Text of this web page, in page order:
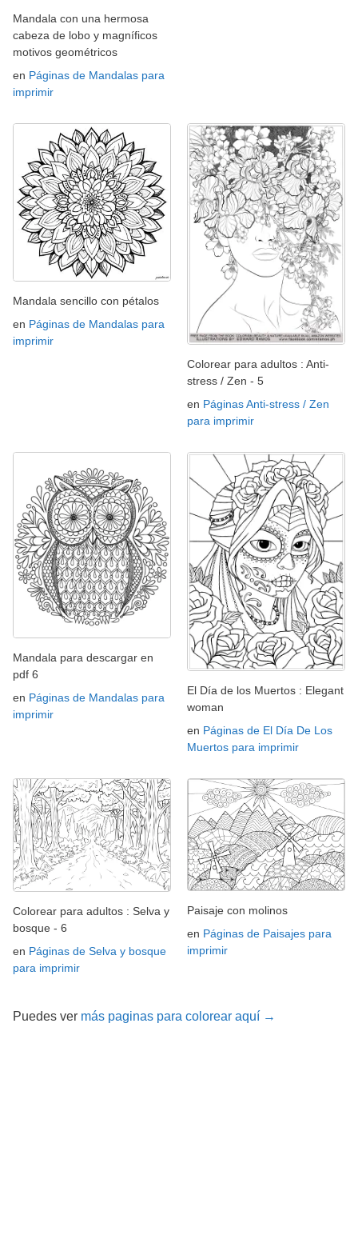
Mandala con una hermosa
cabeza de lobo y magníficos
motivos geométricos
en Páginas de Mandalas para
imprimir
Mandala sencillo con pétalos
en Páginas de Mandalas para
imprimir
Colorear para adultos : Anti-
stress / Zen - 5
en Páginas Anti-stress / Zen
para imprimir
Mandala para descargar en
pdf 6
en Páginas de Mandalas para
imprimir
El Día de los Muertos : Elegant
woman
en Páginas de El Día De Los
Muertos para imprimir
Colorear para adultos : Selva y
bosque - 6
en Páginas de Selva y bosque
para imprimir
Paisaje con molinos
en Páginas de Paisajes para
imprimir
Puedes ver más paginas para colorear aquí →